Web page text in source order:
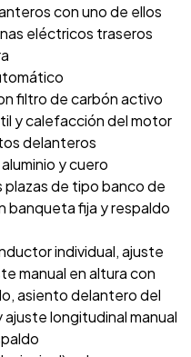
con uno de ellos
eléctricos traseros
filtro de carbón activo
y calefacción del motor
delanteros
y cuero
de tipo banco de
banqueta fija y respaldo
individual, ajuste
manual en altura con
asiento delantero del
longitudinal manual